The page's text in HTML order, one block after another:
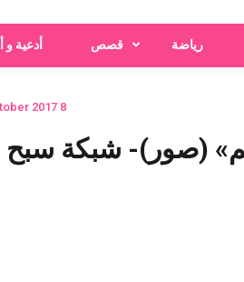
رياضة قصص أدعية و
8 October 2017
(صور)- شبكة سبح